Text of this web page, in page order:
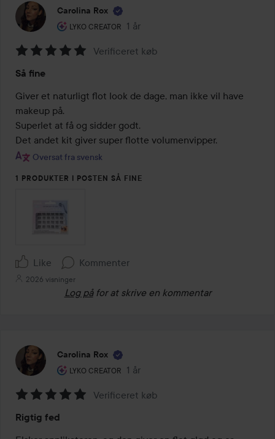
Carolina Rox
LYKO CREATOR
Brugerens rolle: Lyko Creator.
1 år
Posten blev oprettet 1 år
5
ud
af
5
Verificeret køb
Så fine
Giver et naturligt flot look de dage, man ikke vil have
makeup på.
Superlet at få og sidder godt.
Det andet kit giver super flotte volumenvipper.
Oversat fra svensk
1 PRODUKTER I POSTEN SÅ FINE
Like Kommenter
2026 visninger
Log på for at skrive en kommentar
Carolina Rox
LYKO CREATOR
Brugerens rolle: Lyko Creator.
1 år
Posten blev oprettet 1 år
5
Verificeret køb
Rigtig fed